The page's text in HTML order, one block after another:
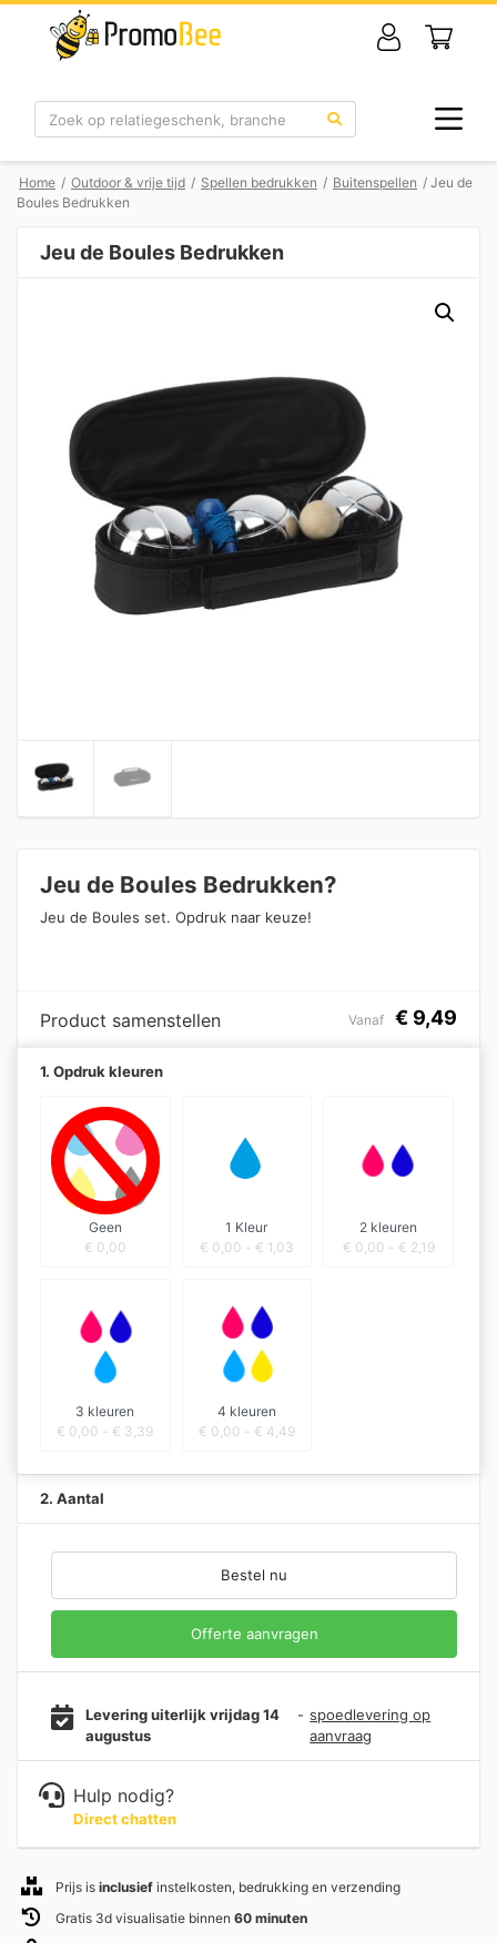
Zoek
Home / Outdoor & vrije tijd / Spellen bedrukken / Buitenspellen / Jeu de
Boules Bedrukken
Jeu de Boules Bedrukken
Jeu de Boules Bedrukken?
Jeu de Boules set. Opdruk naar keuze!
Product samenstellen Vanaf € 9,49
1. Opdruk kleuren
Geen
€ 0,00
1 Kleur
€ 0,00 - € 1,03
2 kleuren
€ 0,00 - € 2,19
3 kleuren
€ 0,00 - € 3,39
4 kleuren
€ 0,00 - € 4,49
2. Aantal
Bestel nu
Offerte aanvragen
Levering uiterlijk vrijdag 14
augustus
- spoedlevering op
aanvraag
Hulp nodig?
Direct chatten
Prijs is inclusief instelkosten, bedrukking en verzending
Gratis 3d visualisatie binnen 60 minuten